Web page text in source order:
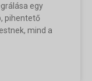
egy
pihentető
mind a